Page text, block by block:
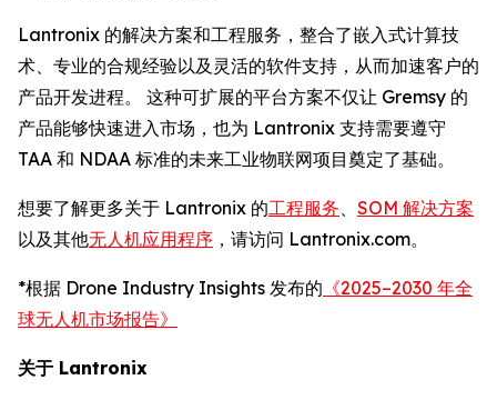
Lantronix 的解决方案和工程服务，整合了嵌入式计算技
术、专业的合规经验以及灵活的软件支持，从而加速客户的
产品开发进程。 这种可扩展的平台方案不仅让 Gremsy 的
产品能够快速进入市场，也为 Lantronix 支持需要遵守
TAA 和 NDAA 标准的未来工业物联网项目奠定了基础。
想要了解更多关于 Lantronix 的工程服务
SOM 解决方案
以及其他无人机应用程序 ，请访问 Lantronix.com。
*根据 Drone Industry Insights 发布的 《2025–2030 年全
球无人机市场报告》
关于 Lantronix